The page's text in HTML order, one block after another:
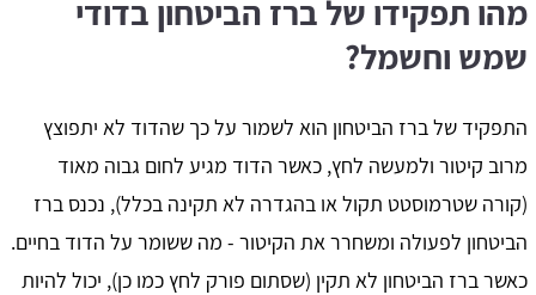
מהו תפקידו של ברז הביטחון בדודי
שמש וחשמל?
התפקיד של ברז הביטחון הוא לשמור על כך שהדוד לא יתפוצץ
מרוב קיטור ולמעשה לחץ, כאשר הדוד מגיע לחום גבוה מאוד
(קורה שטרמוסטט תקול או בהגדרה לא תקינה בכלל), נכנס ברז
הביטחון לפעולה ומשחרר את הקיטור - מה ששומר על הדוד בחיים.
כאשר ברז הביטחון לא תקין (שסתום פורק לחץ כמו כן), יכול להיות